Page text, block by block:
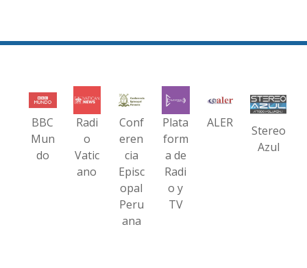
BBC
Mun
do
Radi
o
Vatic
ano
Conf
eren
cia
Episc
opal
Peru
ana
Plata
form
a de
Radi
o y
TV
ALER
Stereo
Azul